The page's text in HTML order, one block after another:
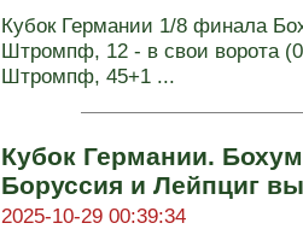
Кубок Германии 1/8 финала
Штромпф, 12 - в свои ворота
Штромпф, 45+1 ...
Кубок Германии.
Боруссия и Лейпциг
2025-10-29 00:39:34